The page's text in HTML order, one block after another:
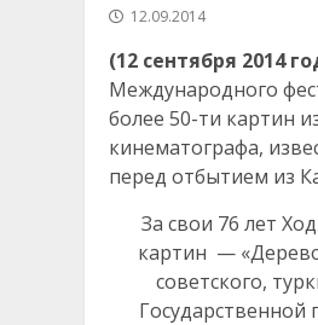
12.09.2014
(12 сентября 2014
Международного
более 50-ти картин
кинематографа,
перед отбытием из
За свои 76 лет
картин —
советского,